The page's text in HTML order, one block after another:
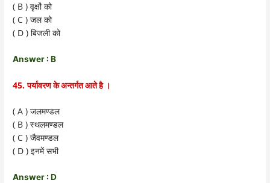
( B )वृक्षों को
( C )जल को
( D )बिजली को
Answer : B
45.पर्यावरण के अन्तर्गत आते है ।
( A )जलमण्डल
( B )स्थलमण्डल
( C )जैवमण्डल
( D )इनमें सभी
Answer : D